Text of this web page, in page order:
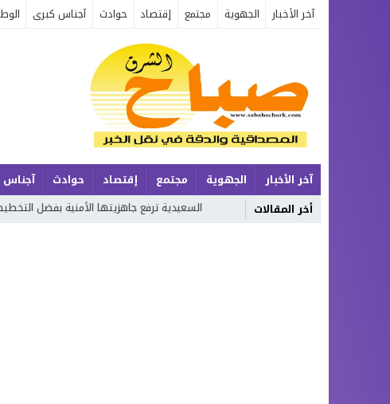
آخر الأخبار الجهوية مجتمع إقتصاد حوادث آجناس كبرى
آخر الأخبار الجهوية مجتمع إقتصاد حوادث
أخر المقالات
السعيدية ترفع جاهزيتها الأمنية بفضل التخطيط المحكم والحضور